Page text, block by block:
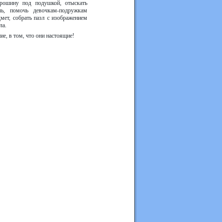
под подушкой, отыскать
помочь девочкам-подружкам
собрать пазл с изображением
в том, что они настоящие!